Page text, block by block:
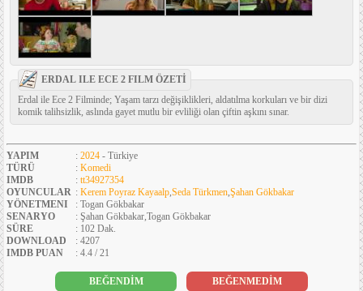
ERDAL ILE ECE 2 FILM ÖZETİ
Erdal ile Ece 2 Filminde; Yaşam tarzı değişiklikleri, aldatılma korkuları ve bir dizi
komik talihsizlik, aslında gayet mutlu bir evliliği olan çiftin aşkını sınar.
YAPIM : 2024 - Türkiye
TÜRÜ
: Komedi
IMDB
: tt34927354
OYUNCULAR : Kerem Poyraz Kayaalp,Seda Türkmen,Şahan Gökbakar
YÖNETMENI
: Togan Gökbakar
SENARYO
: Şahan Gökbakar,Togan Gökbakar
SÜRE
: 102 Dak.
DOWNLOAD
: 4207
IMDB PUAN
: 4.4 / 21
BEĞENDİM
BEĞENMEDİM